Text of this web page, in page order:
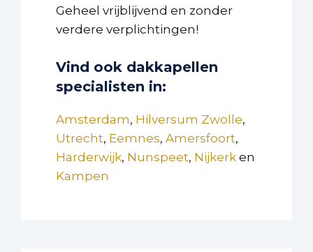
Geheel vrijblijvend en zonder
verdere verplichtingen!
Vind ook dakkapellen
specialisten in:
Amsterdam, Hilversum Zwolle,
Utrecht, Eemnes, Amersfoort,
Harderwijk, Nunspeet, Nijkerk en
Kampen